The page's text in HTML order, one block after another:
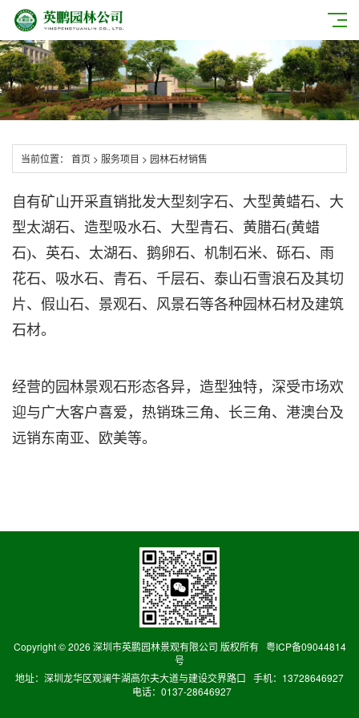
当前位置： 首页 > 服务项目 > 园林石材销售
自有矿山开采直销批发大型刻字石、大型黄蜡石、大
型太湖石、造型吸水石、大型青石、黄腊石(黄蜡
石)、英石、太湖石、鹅卵石、机制石米、砾石、雨
花石、吸水石、青石、千层石、泰山石雪浪石及其切
片、假山石、景观石、风景石等各种园林石材及建筑
石材。
经营的园林景观石形态各异，造型独特，深受市场欢
迎与广大客户喜爱，热销珠三角、长三角、港澳台及
远销东南亚、欧美等。
Copyright ©2026 深圳市英鹏园林景观有限公司 版权所有 粤ICP备09044814
号
地址：深圳龙华区观澜牛湖高尔夫大道与建设交界路口 手机：13728646927
电话：0137-28646927